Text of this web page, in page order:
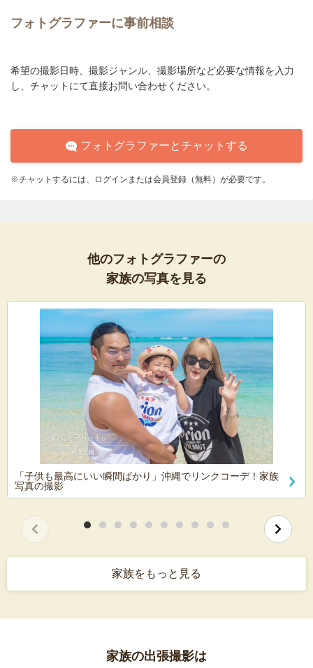
フォトグラファーに事前相談
希望の撮影日時、撮影ジャンル、撮影場所など必要な情報を入力
し、チャットにて直接お問い合わせください。
フォトグラファーとチャットする
※チャットするには、ログインまたは会員登録（無料）が必要です。
他のフォトグラファーの
家族の写真を見る
「子供も最高にいい瞬間ばかり」沖縄でリンクコーデ！家族
写真の撮影
家族をもっと見る
家族の出張撮影は